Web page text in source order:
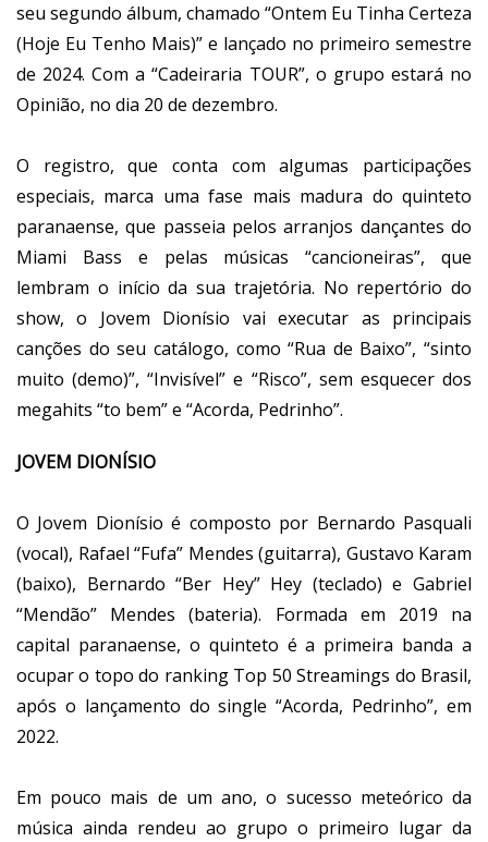
seu segundo álbum, chamado “Ontem Eu Tinha Certeza
(Hoje Eu Tenho Mais)” e lançado no primeiro semestre
de 2024. Com a “Cadeiraria TOUR”, o grupo estará no
Opinião, no dia 20 de dezembro.
O registro, que conta com algumas participações
especiais, marca uma fase mais madura do quinteto
paranaense, que passeia pelos arranjos dançantes do
Miami Bass e pelas músicas “cancioneiras”, que
lembram o início da sua trajetória. No repertório do
show, o Jovem Dionísio vai executar as principais
canções do seu catálogo, como “Rua de Baixo”, “sinto
muito (demo)”, “Invisível” e “Risco”, sem esquecer dos
megahits “to bem” e “Acorda, Pedrinho”.
JOVEM DIONÍSIO
O Jovem Dionísio é composto por Bernardo Pasquali
(vocal), Rafael “Fufa” Mendes (guitarra), Gustavo Karam
(baixo), Bernardo “Ber Hey” Hey (teclado) e Gabriel
“Mendão” Mendes (bateria). Formada em 2019 na
capital paranaense, o quinteto é a primeira banda a
ocupar o topo do ranking Top 50 Streamings do Brasil,
após o lançamento do single “Acorda, Pedrinho”, em
2022.
Em pouco mais de um ano, o sucesso meteórico da
música ainda rendeu ao grupo o primeiro lugar da